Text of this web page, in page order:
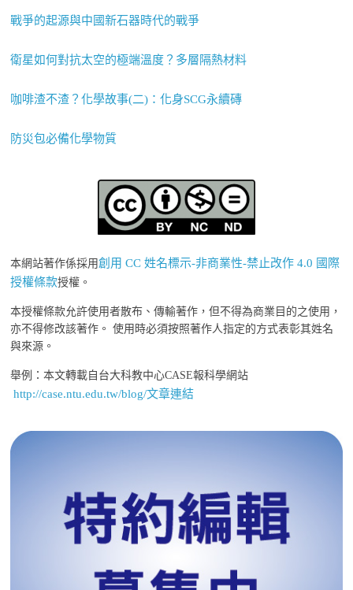
戰爭的起源與中國新石器時代的戰爭
衛星如何對抗太空的極端溫度？多層隔熱材料
咖啡渣不渣？化學故事(二)：化身SCG永續磚
防災包必備化學物質
本網站著作係採用創用 CC 姓名標示-非商業性-禁止改作 4.0 國際
授權條款授權。
本授權條款允許使用者散布、傳輸著作，但不得為商業目的之使用，
亦不得修改該著作。 使用時必須按照著作人指定的方式表彰其姓名
與來源。
舉例：本文轉載自台大科教中心CASE報科學網站
http://case.ntu.edu.tw/blog/文章連結